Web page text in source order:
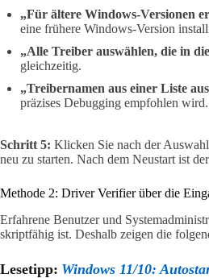
„Für ältere Windows-Versionen
eine frühere Windows-Version
„Alle Treiber auswählen, die in
gleichzeitig.
„Treibernamen aus einer Liste
präzises Debugging empfohlen wird.
Schritt 5: Klicken Sie nach der
neu zu starten. Nach dem Neustart ist
Methode 2: Driver Verifier über die
Erfahrene Benutzer und
skriptfähig ist. Deshalb zeigen die
Lesetipp: Windows 11/10: